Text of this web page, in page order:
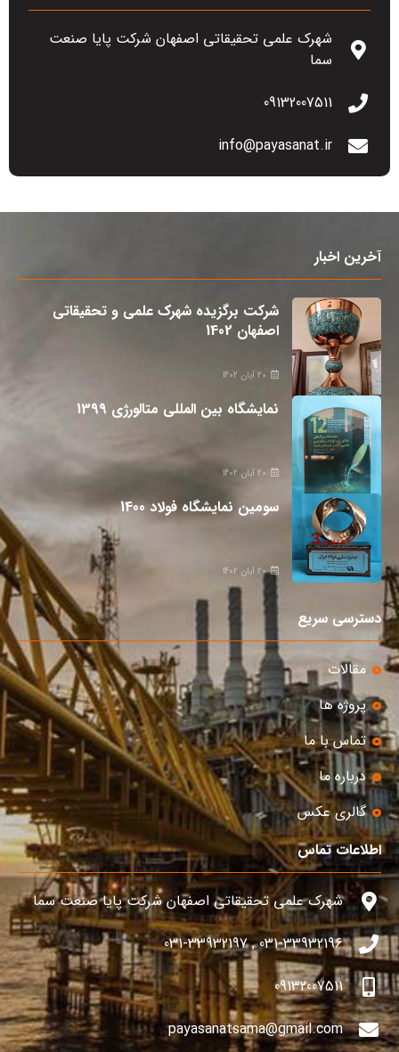
شهرک علمی تحقیقاتی اصفهان شرکت پایا صنعت
سما
09132007511
info@payasanat.ir
آخرین اخبار
شرکت برگزیده شهرک علمی و تحقیقاتی
اصفهان 1402
20 آبان 1402
نمایشگاه بین المللی متالورژی 1399
20 آبان 1402
سومین نمایشگاه فولاد 1400
20 آبان 1402
دسترسی سریع
مقالات
پروژه ها
تماس با ما
درباره ما
گالری عکس
اطلاعات تماس
شهرک علمی تحقیقاتی اصفهان شرکت پایا صنعت سما
031-33932196 , 031-33932197
09132007511
payasanatsama@gmail.com